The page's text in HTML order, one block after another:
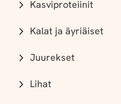
Kasviproteiinit
Kalat ja äyriäiset
Juurekset
Lihat